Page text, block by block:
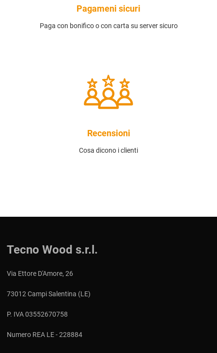
Pagameni sicuri
Paga con bonifico o con carta su server sicuro
Recensioni
Cosa dicono i clienti
Tecno Wood s.r.l.
Via Ettore D'Amore, 26
73012 Campi Salentina (LE)
P. IVA 03552670758
Numero REA LE - 228884